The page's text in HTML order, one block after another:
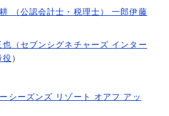
耕 （公認会計士・税理士） 一郎伊藤
也（セブンシグネチャーズ インター
役）
シーズンズ リゾート オアフ アッ